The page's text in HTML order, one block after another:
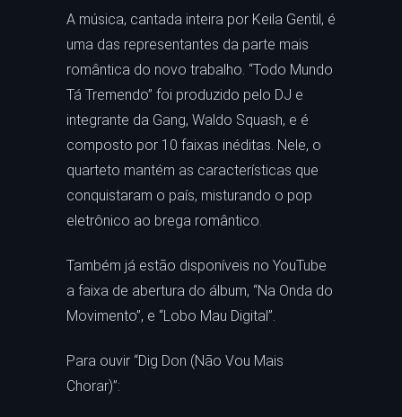
A música, cantada inteira por Keila Gentil, é
uma das representantes da parte mais
romântica do novo trabalho. “Todo Mundo
Tá Tremendo” foi produzido pelo DJ e
integrante da Gang, Waldo Squash, e é
composto por 10 faixas inéditas. Nele, o
quarteto mantém as características que
conquistaram o país, misturando o pop
eletrônico ao brega romântico.
Também já estão disponíveis no YouTube
a faixa de abertura do álbum, “Na Onda do
Movimento”, e “Lobo Mau Digital”.
Para ouvir “Dig Don (Não Vou Mais
Chorar)”: